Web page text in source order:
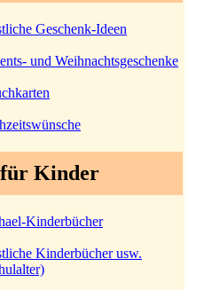
Geschenk-Ideen
und Weihnachtsgeschenke
Kinder
Kinderbücher
Kinderbücher usw.